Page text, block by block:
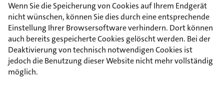
Wenn Sie die Speicherung von Cookies auf Ihrem Endgerät
nicht wünschen, können Sie dies durch eine entsprechende
Einstellung Ihrer Browsersoftware verhindern. Dort können
auch bereits gespeicherte Cookies gelöscht werden. Bei der
Deaktivierung von technisch notwendigen Cookies ist
jedoch die Benutzung dieser Website nicht mehr vollständig
möglich.